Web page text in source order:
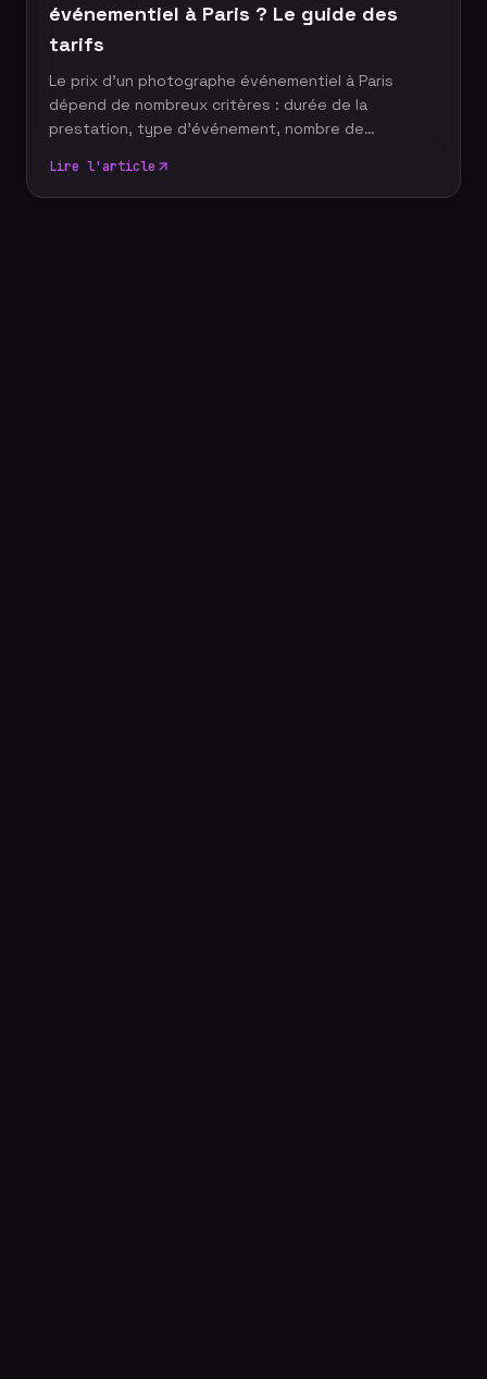
investissement pour votre stratégie de com
événementiel à Paris ? Le guide des
tarifs
Le prix d'un photographe événementiel à Paris
dépend de nombreux critères : durée de la
prestation, type d'événement, nombre de
complémentaires. Plutôt que de rechercher le tarif
le plus bas, il est essentiel de comprendre ce qui
Lire l'article